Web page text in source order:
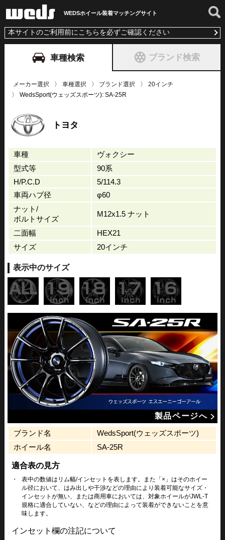
WEDSホイール装着マッチングサイト
本サイトのご利用前にこちらを必ずご確認ください
車種検索 ブランド検索
メーカー選択 車種選択 ブランド選択
20インチ
WedsSport(ウェッズスポーツ): SA-25R
トヨタ
車種
ヴォクシー
型式等
90系
H/P.C.D
5/114.3
車両ハブ径
φ60
ナット/
ボルトサイズ
M12x1.5 ナット
二面幅
HEX21
サイズ
20インチ
表示中のサイズ
製品ページへ
ブランド名
WedsSport(ウェッズスポーツ)
ホイール名
SA-25R
適合表の見方
・
表中の数値はリム幅/インセットを表します。また「×」はそのホイー
ル径において、はみ出しや干渉などの理由により装着可能なサイズ・
インセットが無い、または商用車においては、対象ホイールがJWL-T
規格に適合していない、などの理由によって装着ができないことを意
味します。
インセット欄の注記について